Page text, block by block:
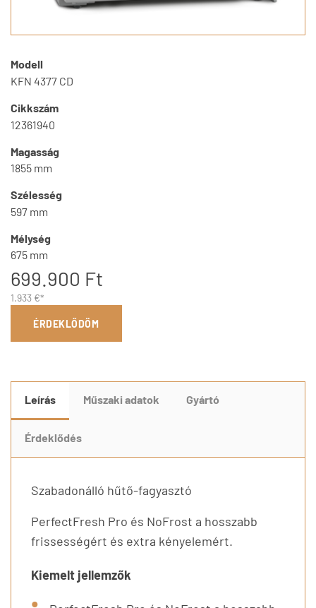
Modell
KFN 4377 CD
Cikkszám
12361940
Magasság
1855 mm
Szélesség
597 mm
Mélység
675 mm
699.900 Ft
1.933 €*
ÉRDEKLŐDÖM
Leírás Műszaki adatok Gyártó
Érdeklődés
Szabadonálló hűtő-fagyasztó
PerfectFresh Pro és NoFrost a hosszabb
frissességért és extra kényelemért.
Kiemelt jellemzők